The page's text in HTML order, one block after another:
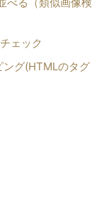
ェック
グ(HTMLのタグ